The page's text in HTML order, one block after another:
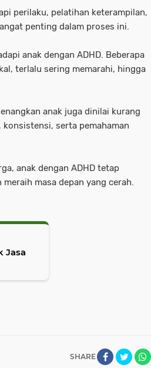
perilaku, pelatihan keterampilan,
penting dalam proses ini.
anak dengan ADHD. Beberapa
terlalu sering memarahi, hingga
anak juga dinilai kurang
serta pemahaman
anak dengan ADHD tetap
masa depan yang cerah.
Jasa
SHARE